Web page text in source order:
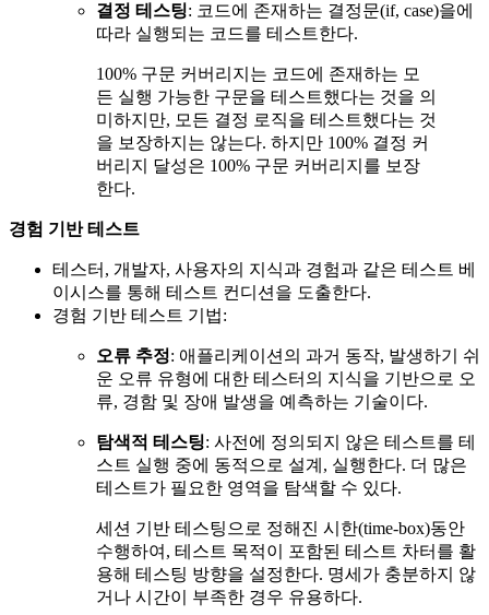
결정 테스팅: 코드에 존재하는 결정문(if, case)을에
따라 실행되는 코드를 테스트한다.
100% 구문 커버리지는 코드에 존재하는 모
든 실행 가능한 구문을 테스트했다는 것을 의
미하지만, 모든 결정 로직을 테스트했다는 것
을 보장하지는 않는다. 하지만 100% 결정 커
버리지 달성은 100% 구문 커버리지를 보장
한다.
경험 기반 테스트
테스터, 개발자, 사용자의 지식과 경험과 같은 테스트 베
이시스를 통해 테스트 컨디션을 도출한다.
경험 기반 테스트 기법:
오류 추정: 애플리케이션의 과거 동작, 발생하기 쉬
운 오류 유형에 대한 테스터의 지식을 기반으로 오
류, 경함 및 장애 발생을 예측하는 기술이다.
탐색적 테스팅: 사전에 정의되지 않은 테스트를 테
스트 실행 중에 동적으로 설계, 실행한다. 더 많은
테스트가 필요한 영역을 탐색할 수 있다.
세션 기반 테스팅으로 정해진 시한(time-box)동안
수행하여, 테스트 목적이 포함된 테스트 차터를 활
용해 테스팅 방향을 설정한다. 명세가 충분하지 않
거나 시간이 부족한 경우 유용하다.